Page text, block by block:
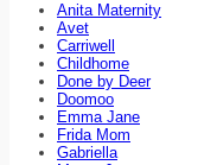
Anita Maternity
Avet
Carriwell
Childhome
Done by Deer
Doomoo
Emma Jane
Frida Mom
Gabriella